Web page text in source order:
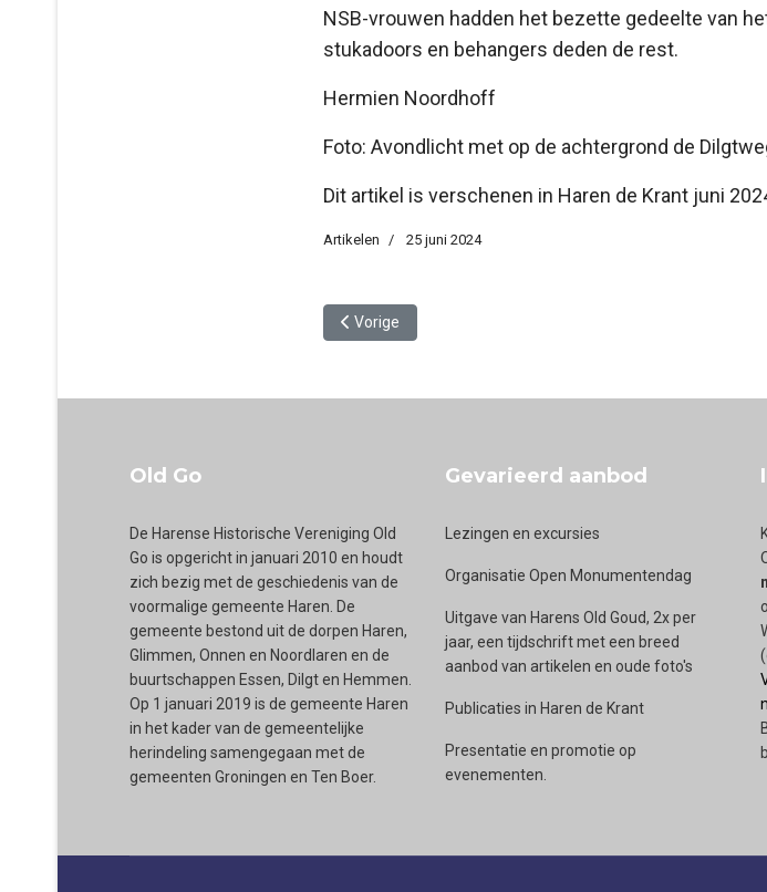
NSB-vrouwen hadden het bezette gedeelte van
stukadoors en behangers deden de rest.
Hermien Noordhoff
Foto: Avondlicht met op de achtergrond de
Dit artikel is verschenen in Haren de Krant juni
Artikelen 25 juni 2024
Vorig artikel: Zomervakantie voor de jeugd ruim een halve
Vorige
Old Go
De Harense Historische Vereniging Old
Go is opgericht in januari 2010 en houdt
zich bezig met de geschiedenis van de
voormalige gemeente Haren. De
gemeente bestond uit de dorpen Haren,
Glimmen, Onnen en Noordlaren en de
buurtschappen Essen, Dilgt en Hemmen.
Op 1 januari 2019 is de gemeente Haren
in het kader van de gemeentelijke
herindeling samengegaan met de
gemeenten Groningen en Ten Boer.
Gevarieerd aanbod
Lezingen en excursies
Organisatie Open Monumentendag
Uitgave van Harens Old Goud, 2x per
jaar, een tijdschrift met een breed
aanbod van artikelen en oude foto's
Publicaties in Haren de Krant
Presentatie en promotie op
evenementen.